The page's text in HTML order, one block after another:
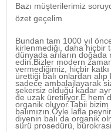
Bazı müşterilerimiz
özet geçelim
Bundan tam 1000 yıl
kirlenmediği, daha hiçbir
dünyada arıların
edin.Bizler modern
vermediğimiz, hiçbir katkı
ürettiği balı onlardan
sadece ambalajlayarak
şekersiz olduğu kadar
de uzak üretiliyor.E hem
organik oluyor.Tabii
balımızın.Öyle lafla
diyenin balı da organik
sürü prosedürü,